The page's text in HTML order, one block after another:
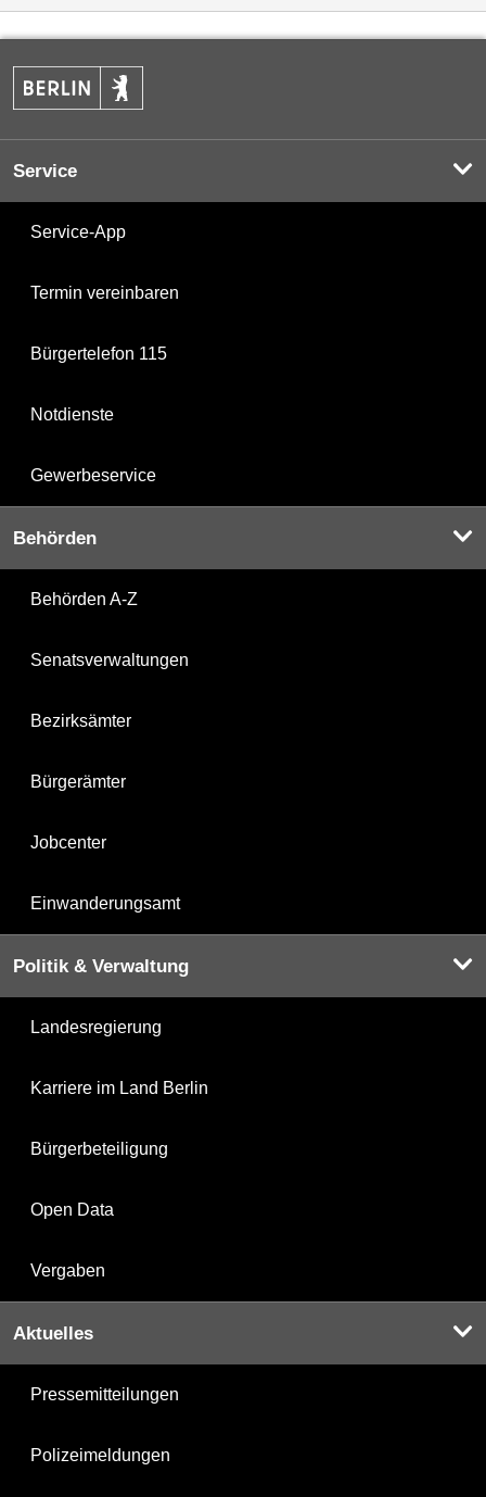
Service
Service-App
Termin vereinbaren
Bürgertelefon 115
Notdienste
Gewerbeservice
Behörden
Behörden A-Z
Senatsverwaltungen
Bezirksämter
Bürgerämter
Jobcenter
Einwanderungsamt
Politik & Verwaltung
Landesregierung
Karriere im Land Berlin
Bürgerbeteiligung
Open Data
Vergaben
Aktuelles
Pressemitteilungen
Polizeimeldungen